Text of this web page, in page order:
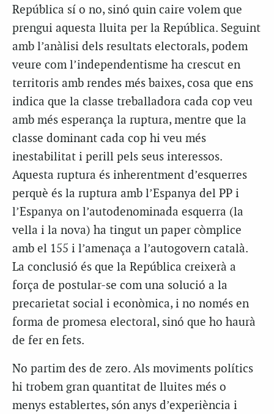
República sí o no, sinó quin caire volem que
prengui aquesta lluita per la República. Seguint
amb l’anàlisi dels resultats electorals, podem
veure com l’independentisme ha crescut en
territoris amb rendes més baixes, cosa que ens
indica que la classe treballadora cada cop veu
amb més esperança la ruptura, mentre que la
classe dominant cada cop hi veu més
inestabilitat i perill pels seus interessos.
Aquesta ruptura és inherentment d’esquerres
perquè és la ruptura amb l’Espanya del PP i
l’Espanya on l’autodenominada esquerra (la
vella i la nova) ha tingut un paper còmplice
amb el 155 i l’amenaça a l’autogovern català.
La conclusió és que la República creixerà a
força de postular-se com una solució a la
precarietat social i econòmica, i no només en
forma de promesa electoral, sinó que ho haurà
de fer en fets.
No partim des de zero. Als moviments polítics
hi trobem gran quantitat de lluites més o
menys establertes, són anys d’experiència i